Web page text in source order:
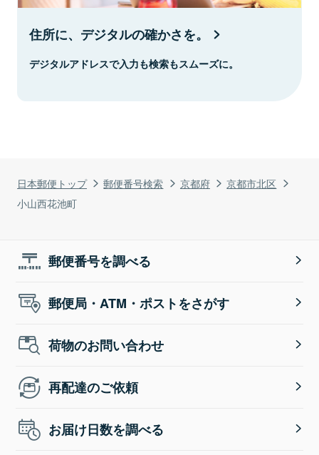
日本郵便トップ 郵便番号検索 京都府
京都市北区
小山西花池町
住所に、デジタルの確かさを。
デジタルアドレスで入力も検索もスムーズに。
郵便番号を調べる
郵便局・ATM・ポストをさがす
荷物のお問い合わせ
再配達のご依頼
お届け日数を調べる